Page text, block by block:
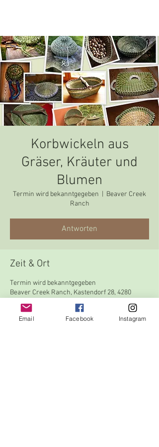
Korbwickeln aus
Gräser, Kräuter und
Blumen
Termin wird bekanntgegeben
Beaver Creek
Ranch
Antworten
Zeit & Ort
Termin wird bekanntgegeben
Beaver Creek Ranch, Kastendorf 28, 4280
Königswiesen, Österreich
Email Facebook Instagram